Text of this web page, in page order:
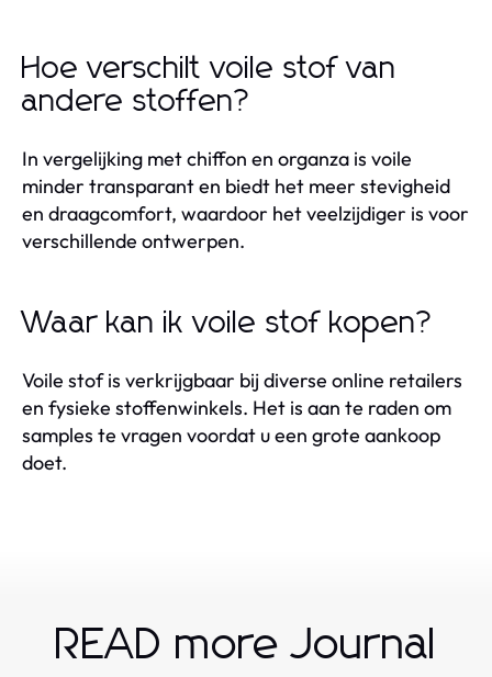
Hoe verschilt voile stof van
andere stoffen?
In vergelijking met chiffon en organza is voile
minder transparant en biedt het meer stevigheid
en draagcomfort, waardoor het veelzijdiger is voor
verschillende ontwerpen.
Waar kan ik voile stof kopen?
Voile stof is verkrijgbaar bij diverse online retailers
en fysieke stoffenwinkels. Het is aan te raden om
samples te vragen voordat u een grote aankoop
doet.
READ more Journal